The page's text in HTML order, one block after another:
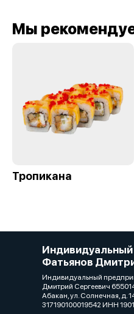
Мы
Тропикана
Фатьянов
Индивидуальный
Дмитрий Сергеевич
Абакан, ул. Солнечная, д.
317190100019542 ИНН